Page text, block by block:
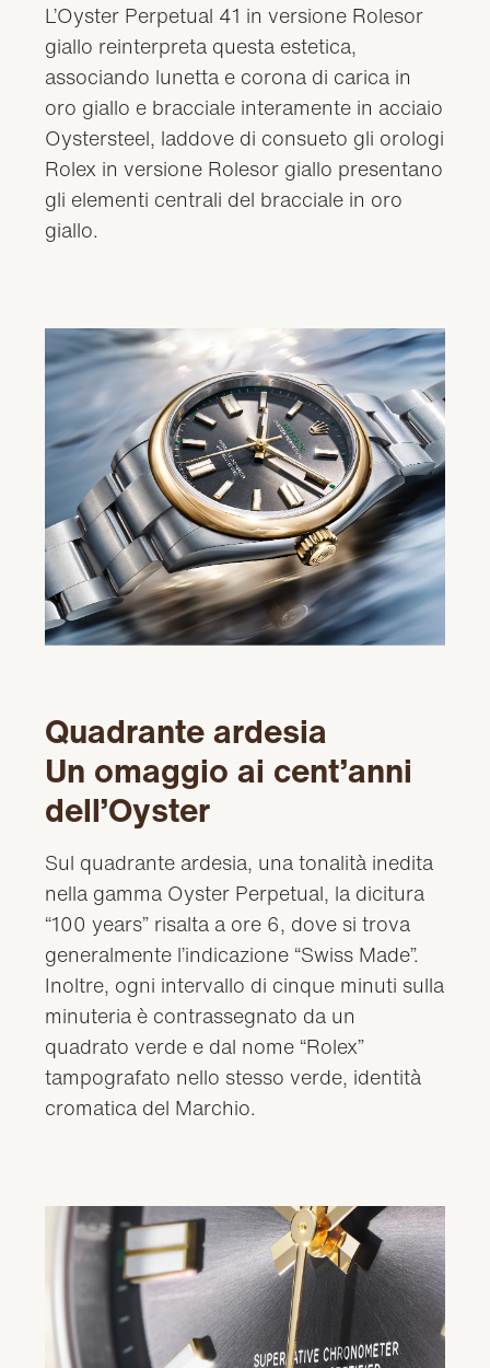
L’Oyster Perpetual 41 in versione Rolesor
giallo reinterpreta questa estetica,
associando lunetta e corona di carica in
oro giallo e bracciale interamente in acciaio
Oystersteel, laddove di consueto gli orologi
Rolex in versione Rolesor giallo presentano
gli elementi centrali del bracciale in oro
giallo.
Quadrante ardesia
Un omaggio ai cent’anni
dell’Oyster
Sul quadrante ardesia, una tonalità inedita
nella gamma Oyster Perpetual, la dicitura
“100 years” risalta a ore 6, dove si trova
generalmente l’indicazione “Swiss Made”.
Inoltre, ogni intervallo di cinque minuti sulla
minuteria è contrassegnato da un
quadrato verde e dal nome “Rolex”
tampografato nello stesso verde, identità
cromatica del Marchio.